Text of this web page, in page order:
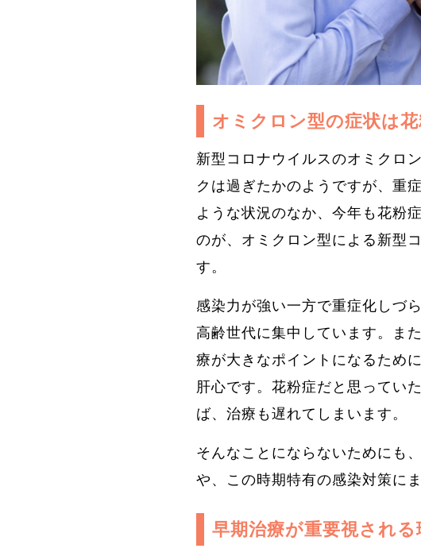
オミクロン型の症状は
新型コロナウイルスのオミクロ
クは過ぎたかのようですが、重
ような状況のなか、今年も花粉
のが、オミクロン型による新型
す。
感染力が強い一方で重症化しづ
高齢世代に集中しています。ま
療が大きなポイントになるため
肝心です。花粉症だと思ってい
ば、治療も遅れてしまいます。
そんなことにならないためにも
や、この時期特有の感染対策に
早期治療が重要視される